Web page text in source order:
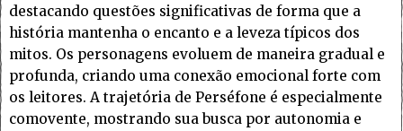
destacando questões significativas de forma que a
história mantenha o encanto e a leveza típicos dos
mitos. Os personagens evoluem de maneira gradual e
profunda, criando uma conexão emocional forte com
os leitores. A trajetória de Perséfone é especialmente
comovente, mostrando sua busca por autonomia e